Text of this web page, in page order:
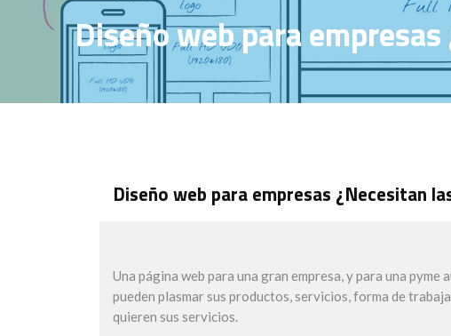
Diseño web para
Diseño web para empresas ¿Necesitan
Una página web para una gran empresa, y para una pyme
pueden plasmar sus productos, servicios, forma de
quieren sus servicios.